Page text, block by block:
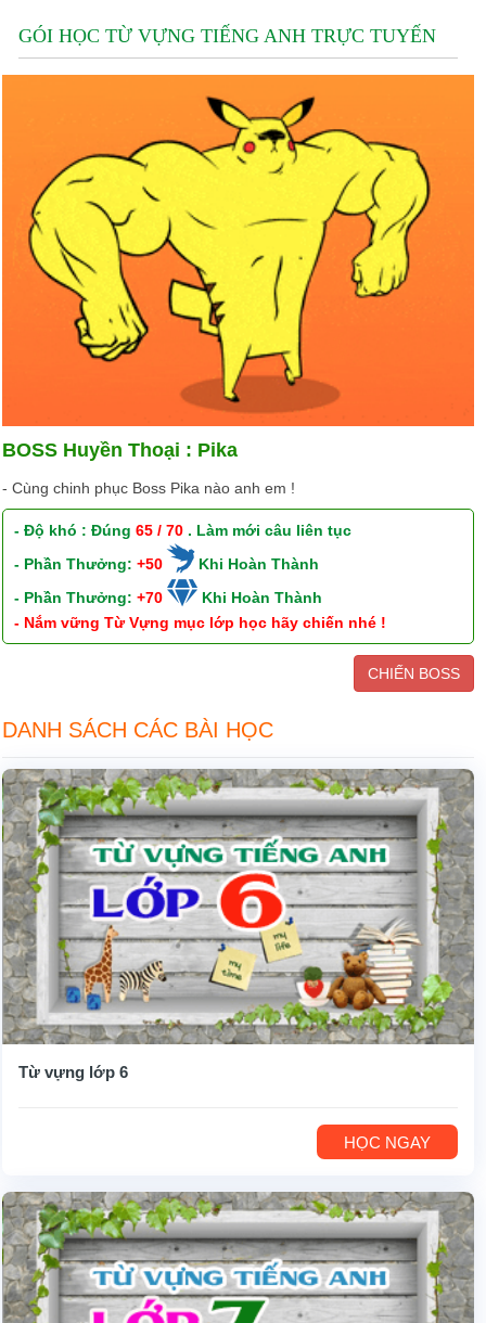
GÓI HỌC TỪ VỰNG TIẾNG ANH TRỰC TUYẾN
BOSS Huyền Thoại : Pika
- Cùng chinh phục Boss Pika nào anh em !
- Độ khó : Đúng65 / 70 . Làm mới câu liên tục
- Phần Thưởng:+50
Khi Hoàn Thành
- Phần Thưởng:+70
Khi Hoàn Thành
- Nắm vững Từ Vựng mục lớp học hãy chiến nhé !
CHIẾN BOSS
DANH SÁCH CÁC BÀI HỌC
Từ vựng lớp 6
HỌC NGAY